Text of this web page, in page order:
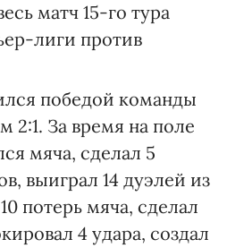
матч 15-го тура
лиги против
победой команды
2:1. За время на поле
мяча, сделал 5
выиграл 14 дуэлей из
потерь мяча, сделал
4 удара, создал